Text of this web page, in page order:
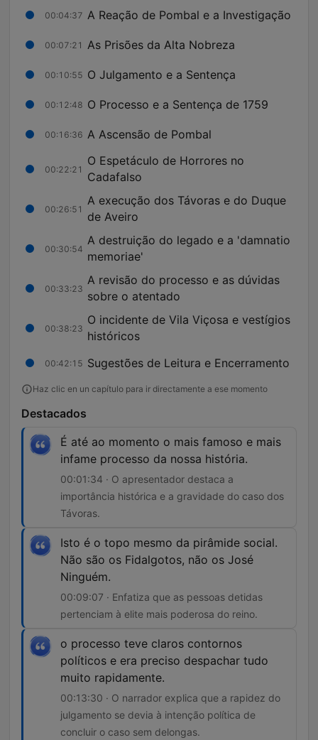
00:04:37 A Reação de Pombal e a Investigação
00:07:21 As Prisões da Alta Nobreza
00:10:55 O Julgamento e a Sentença
00:12:48 O Processo e a Sentença de 1759
00:16:36 A Ascensão de Pombal
00:22:21
O Espetáculo de Horrores no
Cadafalso
00:26:51
A execução dos Távoras e do Duque
de Aveiro
00:30:54
A destruição do legado e a 'damnatio
memoriae'
00:33:23
A revisão do processo e as dúvidas
sobre o atentado
00:38:23
O incidente de Vila Viçosa e vestígios
históricos
00:42:15 Sugestões de Leitura e Encerramento
Haz clic en un capítulo para ir directamente a ese momento
Destacados
É até ao momento o mais famoso e mais
infame processo da nossa história.
00:01:34 · O apresentador destaca a
importância histórica e a gravidade do caso dos
Távoras.
Isto é o topo mesmo da pirâmide social.
Não são os Fidalgotos, não os José
Ninguém.
00:09:07 · Enfatiza que as pessoas detidas
pertenciam à elite mais poderosa do reino.
o processo teve claros contornos
políticos e era preciso despachar tudo
muito rapidamente.
00:13:30 · O narrador explica que a rapidez do
julgamento se devia à intenção política de
concluir o caso sem delongas.